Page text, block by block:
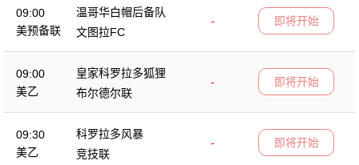
09:00
美预备联
温哥华白帽后备队
-
文图拉FC
即将开始
09:00
美乙
皇家科罗拉多狐狸
-
布尔德尔联
即将开始
09:30
美乙
科罗拉多风暴
-
竞技联
即将开始